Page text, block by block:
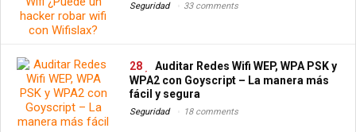
Seguridad 33 comments
28
Auditar Redes Wifi WEP, WPA PSK y
WPA2 con Goyscript – La manera más
fácil y segura
Seguridad 18 comments